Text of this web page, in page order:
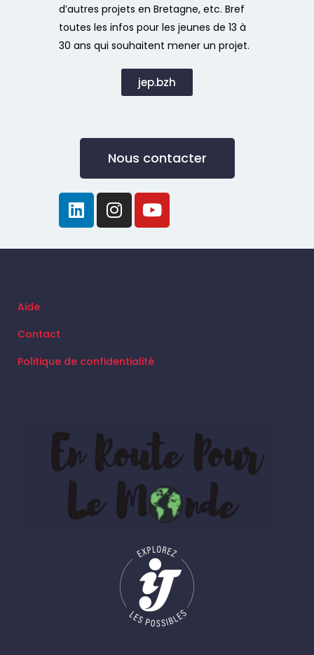
d’autres projets en Bretagne, etc. Bref
toutes les infos pour les jeunes de 13 à
30 ans qui souhaitent mener un projet.
jep.bzh
Nous contacter
Aide
Contact
Politique de confidentialité